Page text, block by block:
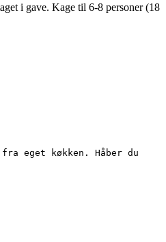
i gave. Kage til 6-8 personer (18
eget køkken. Håber du